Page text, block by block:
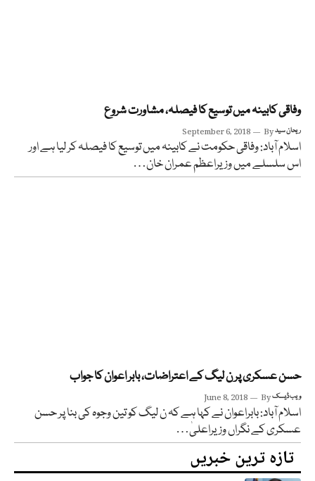
وفاقی کابینہ میں توسیع کا فیصلہ، مشاورت شروع
September 6, 2018 Byریحان سید
اسلام آباد: وفاقی حکومت نے کابینہ میں توسیع کا فیصلہ کر لیا ہے اور
اس سلسلے میں وزیراعظم عمران خان…
حسن عسکری پر ن لیگ کے اعتراضات، بابر اعوان کا جواب
June 8, 2018 Byویب ڈیسک
اسلام آباد: بابراعوان نے کہا ہے کہ ن لیگ کو تین وجوہ کی بنا پر حسن
عسکری کے نگراں وزیراعلیٰ…
تازہ ترین خبریں